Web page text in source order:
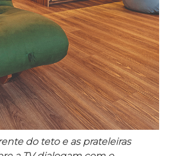
do teto e as prateleiras